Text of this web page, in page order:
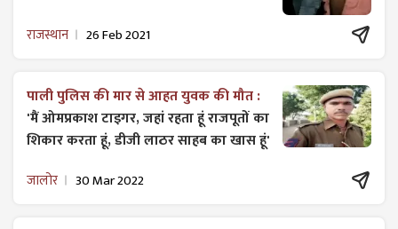
राजस्थान 26 Feb 2021
पाली पुलिस की मार से आहत युवक की मौत :
'मैं ओमप्रकाश टाइगर, जहां रहता हूं राजपूतों का
शिकार करता हूं, डीजी लाठर साहब का खास हूं'
जालोर 30 Mar 2022